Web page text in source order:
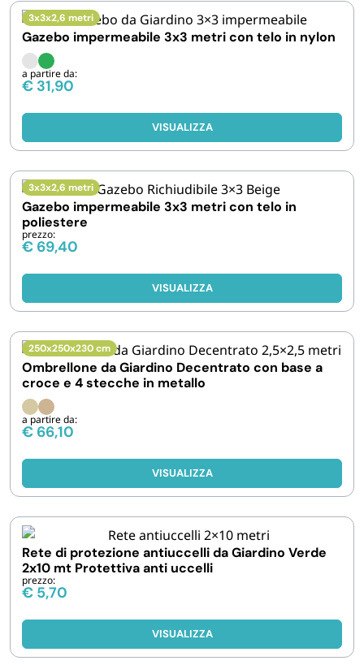
3x3x2,6 metri
Gazebo impermeabile 3x3 metri con telo in nylon
a partire da:
€ 31,90
VISUALIZZA
3x3x2,6 metri
Gazebo impermeabile 3x3 metri con telo in
poliestere
prezzo:
€ 69,40
VISUALIZZA
250x250x230 cm
Ombrellone da Giardino Decentrato con base a
croce e 4 stecche in metallo
a partire da:
€ 66,10
VISUALIZZA
Rete di protezione antiuccelli da Giardino Verde
2x10 mt Protettiva anti uccelli
prezzo:
€ 5,70
VISUALIZZA